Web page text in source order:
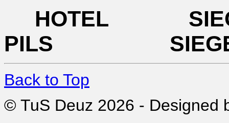
HOTEL
PILS
Back to Top
© TuS Deuz 2026 - Designed